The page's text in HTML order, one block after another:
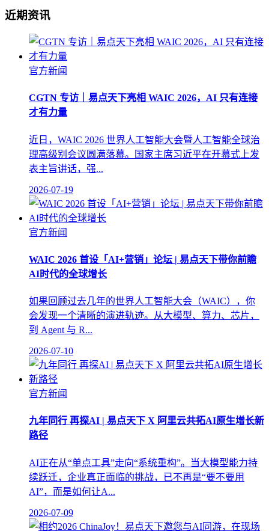
近期资讯
官方新闻
CGTN 专访｜易点天下亮相 WAIC 2026，AI 只有连接
才有力量
近日，WAIC 2026 世界人工智能大会暨人工智能全球治
理高级别会议圆满落幕。国家主席习近平在开幕式上发
表主旨讲话，强...
2026-07-19
官方新闻
WAIC 2026 首设「AI+营销」论坛 | 易点天下带你前瞻
AI时代的全球增长
如果回顾过去几年的世界人工智能大会（WAIC），你
会发现一个清晰的演进轨迹。从大模型、算力、芯片，
到 Agent 与 R...
2026-07-10
官方新闻
九年同行 再探AI | 易点天下 X 阿里云共拓AI原生增长新
路径
AI正在从“单点工具”走向“系统重构”。当大模型能力持
续跃迁，企业真正面临的挑战，已不再是“要不要用
AI”，而是如何让A...
2026-07-09